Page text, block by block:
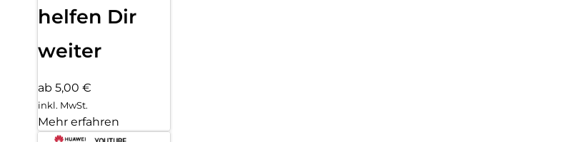
helfen Dir
weiter
ab 5,00 €
inkl. MwSt.
Mehr erfahren